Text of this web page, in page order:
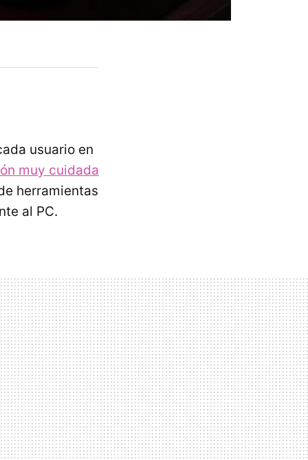
usuario en
muy cuidada
herramientas
al PC.